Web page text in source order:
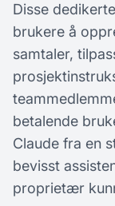
Disse
brukere å
samtaler,
betalende
Claude fra en
bevisst
proprietær